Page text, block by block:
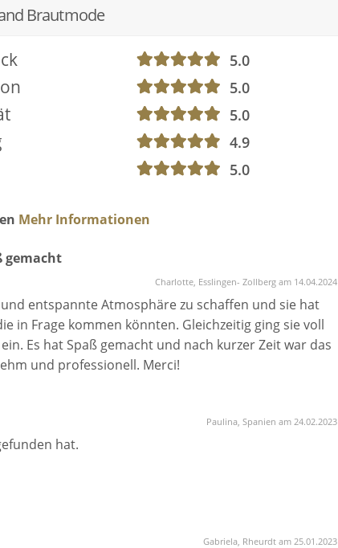
Brautmode
5.0
5.0
5.0
4.9
5.0
Mehr Informationen
gemacht
Charlotte, Esslingen- Zollberg am 14.04.2024
entspannte Atmosphäre zu schaffen und sie hat
in Frage kommen könnten. Gleichzeitig ging sie voll
Es hat Spaß gemacht und nach kurzer Zeit war das
und professionell. Merci!
Paulina, Spanien am 24.02.2023
hat.
Gabriela, Rheurdt am 25.01.2023